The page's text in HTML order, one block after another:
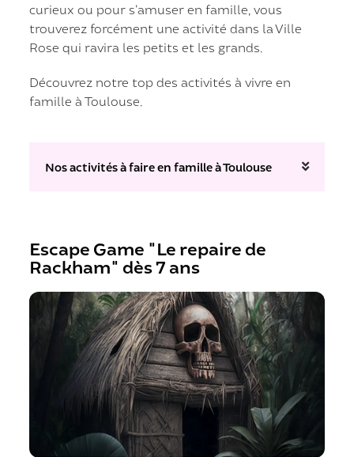
curieux ou pour s’amuser en famille, vous
trouverez forcément une activité dans la Ville
Rose qui ravira les petits et les grands.
Découvrez notre top des activités à vivre en
famille à Toulouse.
Nos activités à faire en famille à Toulouse
Escape Game "Le repaire de
Rackham" dès 7 ans